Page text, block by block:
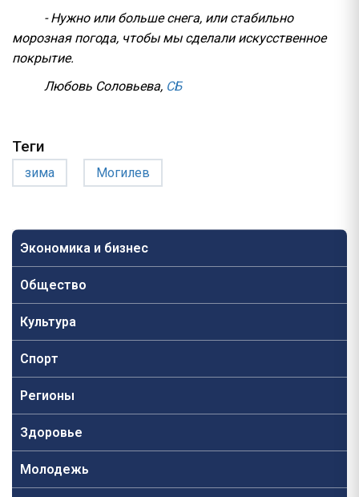
Экономика и бизнес
Общество
Культура
Спорт
Регионы
Здоровье
Молодежь
- Нужно или больше снега, или стабильно
морозная погода, чтобы мы сделали искусственное
покрытие.
Любовь Соловьева, СБ
Теги
зима Могилев